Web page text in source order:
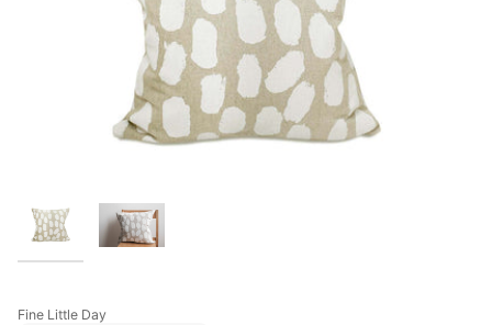
Fine Little Day